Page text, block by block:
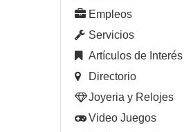
Empleos
Servicios
Artículos de Interés
Directorio
Joyeria y Relojes
Video Juegos